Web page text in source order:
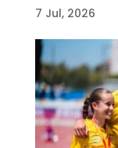
7 Jul, 2026